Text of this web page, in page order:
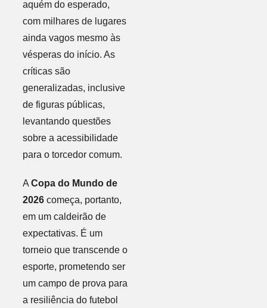
aquém do esperado,
com milhares de lugares
ainda vagos mesmo às
vésperas do início. As
críticas são
generalizadas, inclusive
de figuras públicas,
levantando questões
sobre a acessibilidade
para o torcedor comum.
A Copa do Mundo de
2026começa, portanto,
em um caldeirão de
expectativas. É um
torneio que transcende o
esporte, prometendo ser
um campo de prova para
a resiliência do futebol